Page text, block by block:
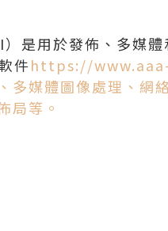
用於發佈、多媒體
件https://
多媒體圖像處理、網
局等。